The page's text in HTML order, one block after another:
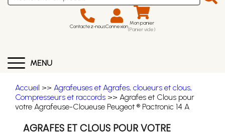
Contactez-nousConnexion Mon panier
(Panier vide)
MENU
Accueil >> Agrafeuses et Agrafes, cloueurs et clous,
Compresseurs et raccords >> Agrafes et Clous pour
votre Agrafeuse-Cloueuse Peugeot ® Pactronic 14 A
AGRAFES ET CLOUS POUR VOTRE